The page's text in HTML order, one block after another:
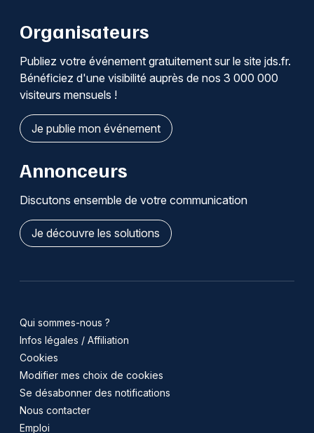
Organisateurs
Publiez votre événement gratuitement sur le site jds.fr.
Bénéficiez d'une visibilité auprès de nos 3 000 000
visiteurs mensuels !
Je publie mon événement
Annonceurs
Discutons ensemble de votre communication
Je découvre les solutions
Qui sommes-nous ?
Infos légales / Affiliation
Cookies
Modifier mes choix de cookies
Se désabonner des notifications
Nous contacter
Emploi